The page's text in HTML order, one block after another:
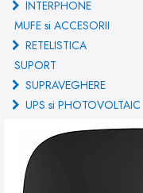
INTERPHONE
MUFE si ACCESORII
RETELISTICA
SUPORT
SUPRAVEGHERE
UPS si PHOTOVOLTAIC